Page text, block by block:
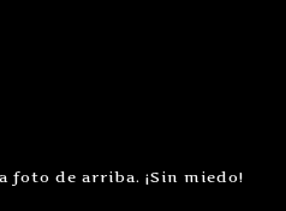
foto de arriba. ¡Sin miedo!